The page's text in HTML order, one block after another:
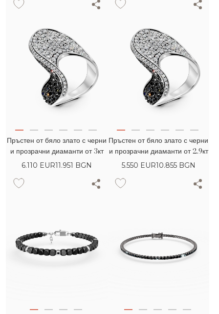
Пръстен от бяло злато с черни
и прозрачни диаманти от 3кт
6.110 EUR11.951 BGN
Пръстен от бяло злато с черни
и прозрачни диаманти от 2.9кт
5.550 EUR10.855 BGN